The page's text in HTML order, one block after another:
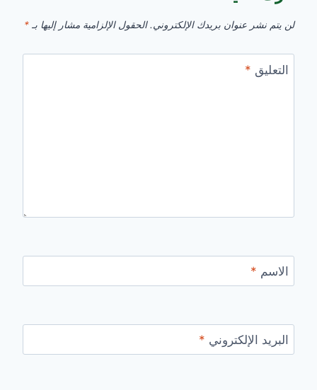
لن يتم نشر عنوان بريدك الإلكتروني. الحقول الإلزامية مشار إليها بـ *
التعليق *
الاسم *
البريد الإلكتروني *